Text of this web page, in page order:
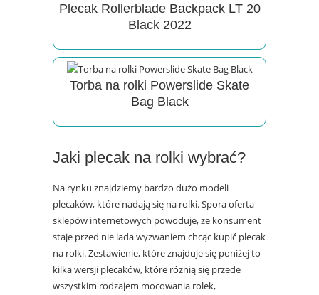
Plecak Rollerblade Backpack LT 20
Black 2022
Torba na rolki Powerslide Skate
Bag Black
Jaki plecak na rolki wybrać?
Na rynku znajdziemy bardzo dużo modeli
plecaków, które nadają się na rolki. Spora oferta
sklepów internetowych powoduje, że konsument
staje przed nie lada wyzwaniem chcąc kupić plecak
na rolki. Zestawienie, które znajduje się poniżej to
kilka wersji plecaków, które różnią się przede
wszystkim rodzajem mocowania rolek,